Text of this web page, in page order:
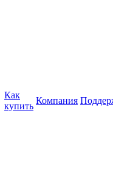
Как
купить
Компания